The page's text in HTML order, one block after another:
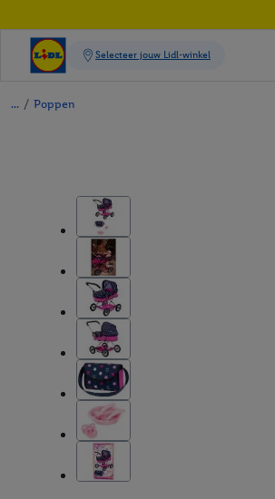
/ Poppen